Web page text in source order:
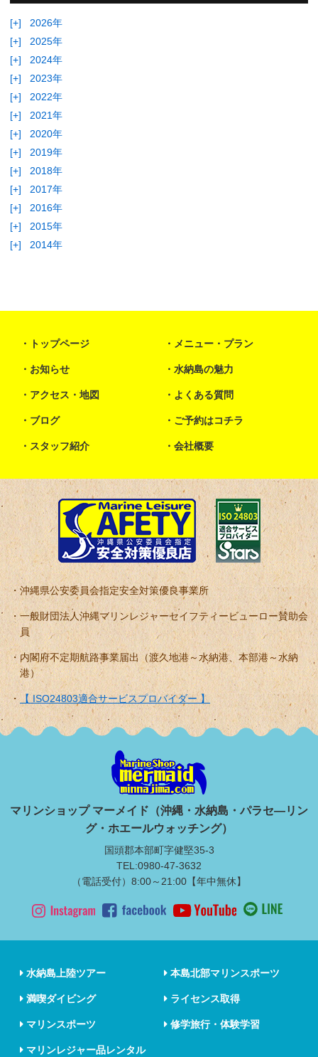
[+]
2026年
[+]
2025年
[+]
2024年
[+]
2023年
[+]
2022年
[+]
2021年
[+]
2020年
[+]
2019年
[+]
2018年
[+]
2017年
[+]
2016年
[+]
2015年
[+]
2014年
トップページ メニュー・プラン
お知らせ 水納島の魅力
アクセス・地図 よくある質問
ブログ ご予約はコチラ
スタッフ紹介 会社概要
沖縄県公安委員会指定安全対策優良事業所
一般財団法人沖縄マリンレジャーセイフティービューロー賛助会
員
内閣府不定期航路事業届出（渡久地港～水納港、本部港～水納
港）
【 ISO24803適合サービスプロバイダー 】
マリンショップ マーメイド（沖縄・水納島・パラセ―リン
グ・ホエールウォッチング）
国頭郡本部町字健堅35-3
TEL:0980-47-3632
（電話受付）8:00～21:00【年中無休】
水納島上陸ツアー 本島北部マリンスポーツ
満喫ダイビング ライセンス取得
マリンスポーツ 修学旅行・体験学習
マリンレジャー品レンタル